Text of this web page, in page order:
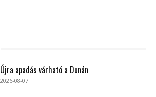
Újra apadás várható a Dunán
2026-08-07